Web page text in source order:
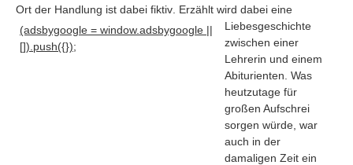
Ort der Handlung ist dabei fiktiv
(adsbygoogle = window.adsbygoogle ||
[]).push({});
. Erzählt wird dabei eine
Liebesgeschichte
zwischen einer
Lehrerin und einem
Abiturienten. Was
heutzutage für
großen Aufschrei
sorgen würde, war
auch in der
damaligen Zeit ein